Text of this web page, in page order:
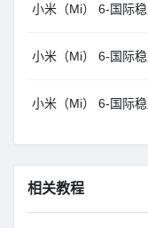
小米（Mi） 6-国际
小米（Mi） 6-国际
小米（Mi） 6-国际
相关教程